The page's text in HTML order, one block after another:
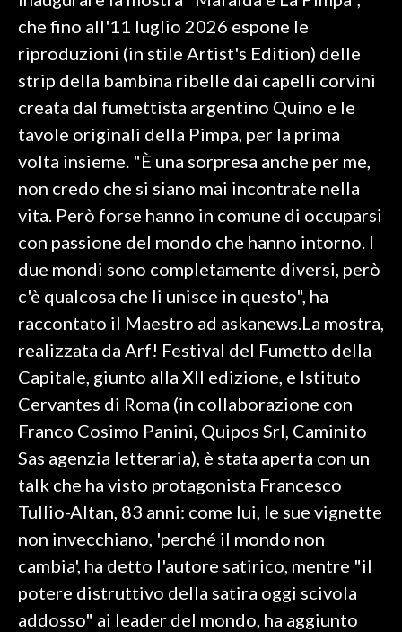
SPETTACOLI
GOSSIP
SALUTE
SARDEGNA TURISMO
#CARAUNIONE
3 MINUTI CON
INSULARITÀ
INFO AZIENDE
ABBONATI
ANNUNCI
NECROLOGI
PUBBLICITÀ
SPIAGGE
che fino all'11 luglio 2026 espone le
riproduzioni (in stile Artist's Edition) delle
strip della bambina ribelle dai capelli corvini
creata dal fumettista argentino Quino e le
tavole originali della Pimpa, per la prima
volta insieme. "È una sorpresa anche per me,
non credo che si siano mai incontrate nella
vita. Però forse hanno in comune di occuparsi
con passione del mondo che hanno intorno. I
due mondi sono completamente diversi, però
c'è qualcosa che li unisce in questo", ha
raccontato il Maestro ad askanews.La mostra,
realizzata da Arf! Festival del Fumetto della
Capitale, giunto alla XII edizione, e Istituto
Cervantes di Roma (in collaborazione con
Franco Cosimo Panini, Quipos Srl, Caminito
Sas agenzia letteraria), è stata aperta con un
talk che ha visto protagonista Francesco
Tullio-Altan, 83 anni: come lui, le sue vignette
non invecchiano, 'perché il mondo non
cambia', ha detto l'autore satirico, mentre "il
potere distruttivo della satira oggi scivola
addosso" ai leader del mondo, ha aggiunto